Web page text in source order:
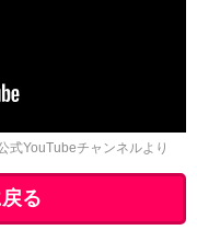
式YouTubeチャンネルより
る